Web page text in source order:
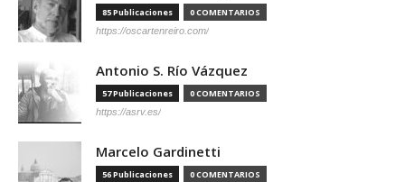
85 Publicaciones 0 COMENTARIOS
https://oscartenreiro.com/
Antonio S. Río Vázquez
57 Publicaciones 0 COMENTARIOS
https://asrv.es/
Marcelo Gardinetti
56 Publicaciones 0 COMENTARIOS